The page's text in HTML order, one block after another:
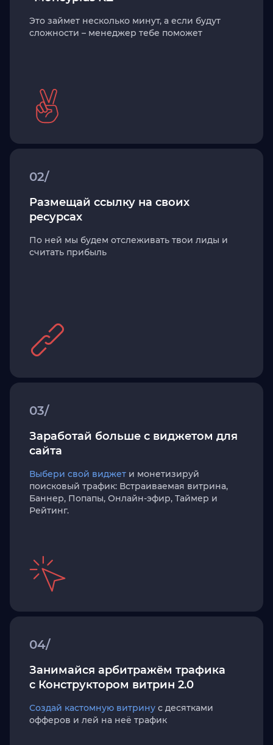
Это займет несколько минут, а если будут
сложности – менеджер тебе поможет
02/
Размещай ссылку на своих
ресурсах
По ней мы будем отслеживать твои лиды и
считать прибыль
03/
Заработай больше с виджетом для
сайта
Выбери свой виджет и монетизируй
поисковый трафик: Встраиваемая витрина,
Баннер, Попапы, Онлайн-эфир, Таймер и
Рейтинг.
04/
Занимайся арбитражём трафика
с Конструктором витрин 2.0
Создай кастомную витрину с десятками
офферов и лей на неё трафик